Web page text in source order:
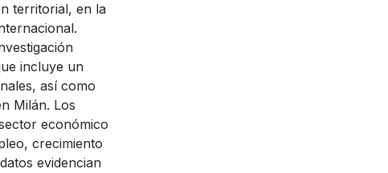
territorial, en la
incluye un
así como
Milán. Los
económico
crecimiento
evidencian